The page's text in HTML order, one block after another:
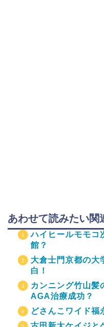
あわせて読みたい関
ハイヒールモモコ
館？
大倉士門京都の大
白！
カンニング竹山髪
AGA治療成功？
どさんこワイド福